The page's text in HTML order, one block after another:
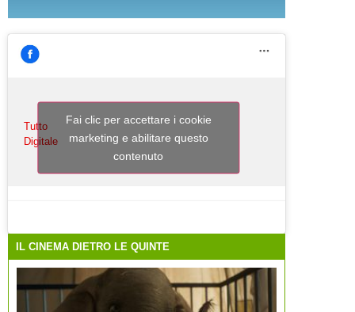
Tutto
Digitale
Fai clic per accettare i cookie
marketing e abilitare questo
contenuto
IL CINEMA DIETRO LE QUINTE